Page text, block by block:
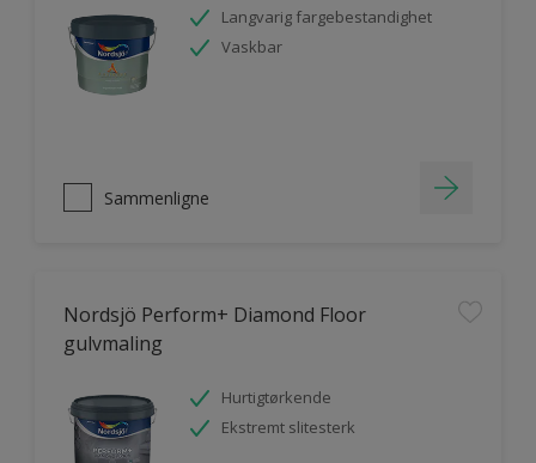
Langvarig fargebestandighet
Vaskbar
Sammenligne
Nordsjö Perform+ Diamond Floor
gulvmaling
Hurtigtørkende
Ekstremt slitesterk